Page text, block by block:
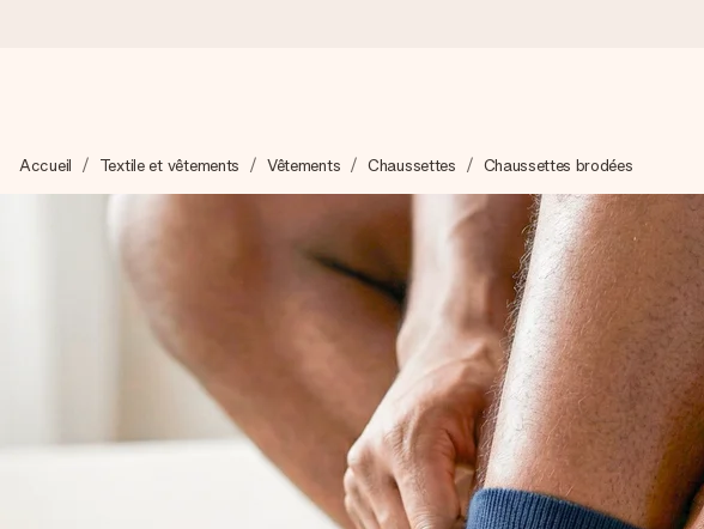
Nous préparons votre cadeau avec attention et l’envoyons en un éclair – pour que
4,9 (sur la base de +15 000 avis)
Nos cadeaux sont appréciés. Les clients nous attribuent une note de 4,9 sur
Carte de vœux gratuite
Créez quelque chose d’unique en quelques étapes – avec son prénom, votre
Accueil Textile et vêtements Vêtements Chaussettes Chaussettes brodées